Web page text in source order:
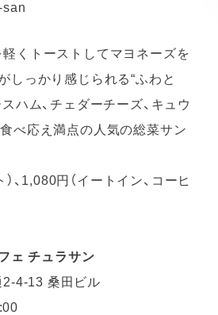
くトーストしてマヨネーズを
しっかり感じられる“ふわと
ハム、チェダーチーズ、キュウ
べ応え満点の人気の総菜サン
、1,080円（イートイン、コーヒ
ェ チュラサン
4-13 桑田ビル